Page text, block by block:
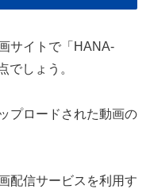
サイトで「HANA-
でしょう。
プロードされた動画の
配信サービスを利用す